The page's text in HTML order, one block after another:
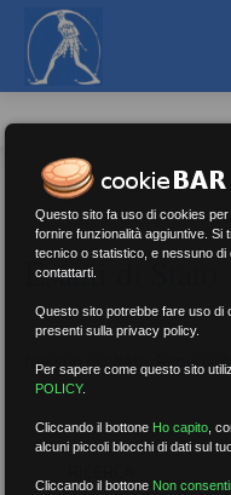
Esami di Stato
Nessun risultato.Rimuovi
Questo sito fa uso di cookies
fornire funzionalità aggiuntive. Si
tecnico o statistico, e nessuno
contattarti.
Questo sito potrebbe fare uso di
presenti sulla privacy policy.
Per sapere come questo sito
POLICY.
Cliccando il bottone Ho capito ,
alcuni piccoli blocchi di dati sul
Cliccando il bottone Non